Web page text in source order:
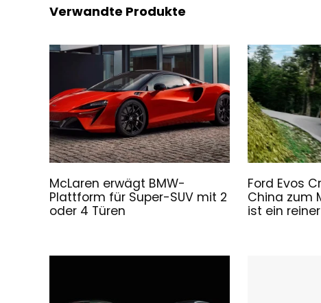
Verwandte Produkte
McLaren erwägt BMW-
Plattform für Super-SUV mit 2
oder 4 Türen
Ford Evos
China zum
ist ein